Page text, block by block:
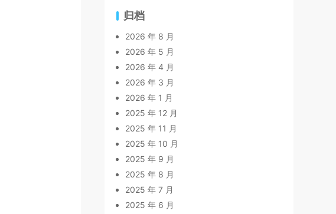
归档
2026 年 8 月
2026 年 5 月
2026 年 4 月
2026 年 3 月
2026 年 1 月
2025 年 12 月
2025 年 11 月
2025 年 10 月
2025 年 9 月
2025 年 8 月
2025 年 7 月
2025 年 6 月